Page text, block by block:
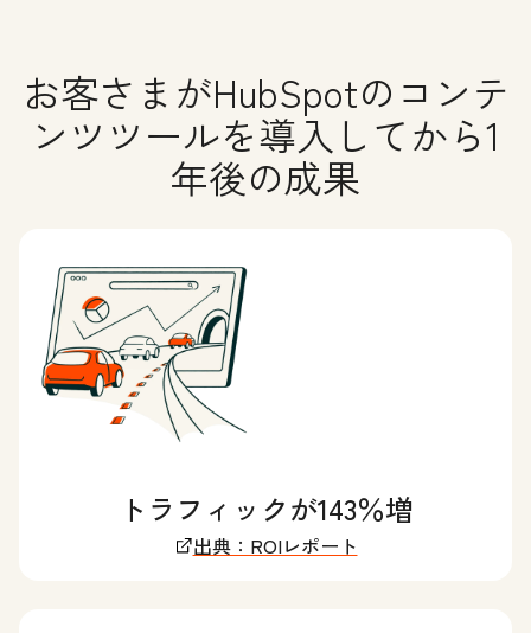
お客さまがHubSpotのコンテ
ンツツールを導入してから1
年後の成果
トラフィックが143％増
出典：ROIレポート